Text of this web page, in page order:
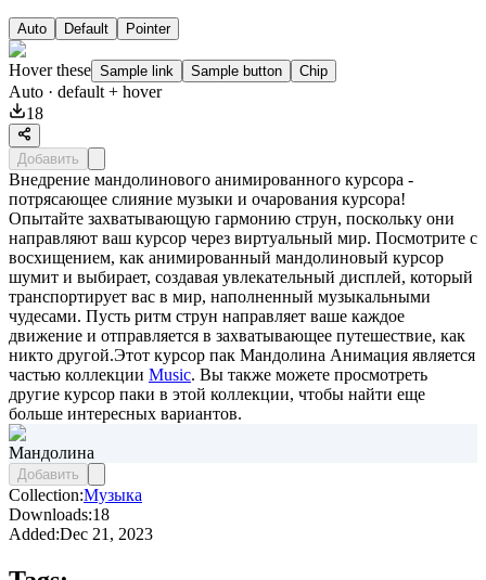
Auto Default Pointer
Hover these Sample link Sample button Chip
Auto · default + hover
18
Добавить
Внедрение мандолинового анимированного курсора -
потрясающее слияние музыки и очарования курсора!
Опытайте захватывающую гармонию струн, поскольку они
направляют ваш курсор через виртуальный мир. Посмотрите с
восхищением, как анимированный мандолиновый курсор
шумит и выбирает, создавая увлекательный дисплей, который
транспортирует вас в мир, наполненный музыкальными
чудесами. Пусть ритм струн направляет ваше каждое
движение и отправляется в захватывающее путешествие, как
никто другой.Этот курсор пак Мандолина Анимация является
частью коллекции Music. Вы также можете просмотреть
другие курсор паки в этой коллекции, чтобы найти еще
больше интересных вариантов.
Мандолина
Добавить
Collection:Музыка
Downloads:18
Added:Dec 21, 2023